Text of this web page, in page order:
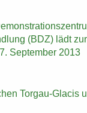
(BDZ) lädt
Sep­tem­ber 2013
Torgau-​Glacis